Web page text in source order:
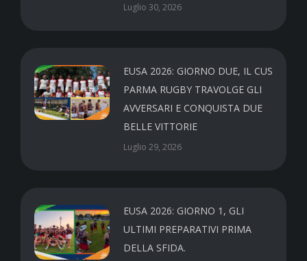
Luglio 30, 2026
EUSA 2026: GIORNO DUE, IL CUS
PARMA RUGBY TRAVOLGE GLI
AVVERSARI E CONQUISTA DUE
BELLE VITTORIE
Luglio 29, 2026
EUSA 2026: GIORNO 1, GLI
ULTIMI PREPARATIVI PRIMA
DELLA SFIDA.